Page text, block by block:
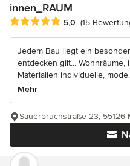
innen_RAUM
Durchschnittliche
5,0 (15
Jedem Bau liegt ein
entdecken gilt...
Materialien individuelle,
Mehr
Sauerbruchstraße 23, 55126